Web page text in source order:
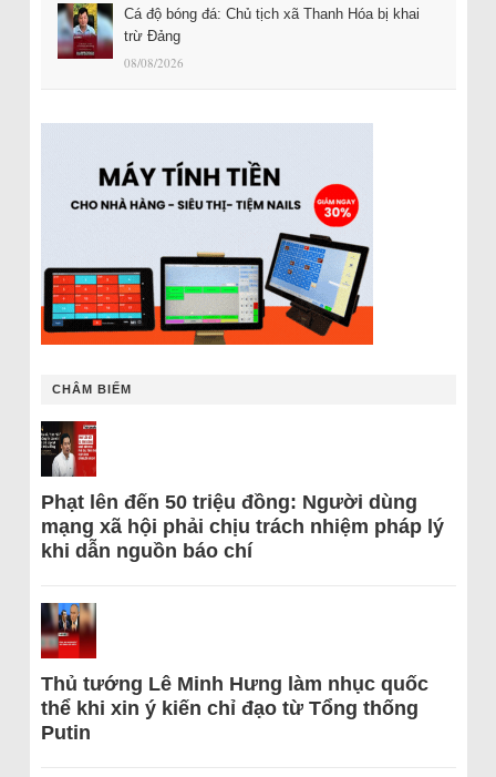
Cá độ bóng đá: Chủ tịch xã Thanh Hóa bị khai
trừ Đảng
08/08/2026
CHÂM BIẾM
Phạt lên đến 50 triệu đồng: Người dùng
mạng xã hội phải chịu trách nhiệm pháp lý
khi dẫn nguồn báo chí
Thủ tướng Lê Minh Hưng làm nhục quốc
thể khi xin ý kiến chỉ đạo từ Tổng thống
Putin